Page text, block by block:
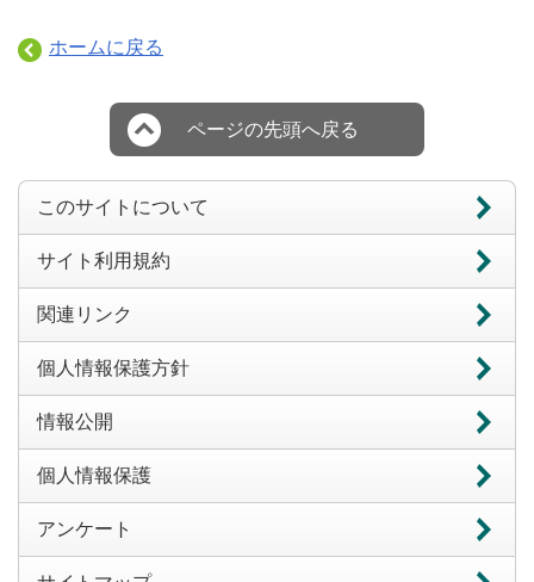
ホームに戻る
ページの先頭へ戻る
このサイトについて
サイト利用規約
関連リンク
個人情報保護方針
情報公開
個人情報保護
アンケート